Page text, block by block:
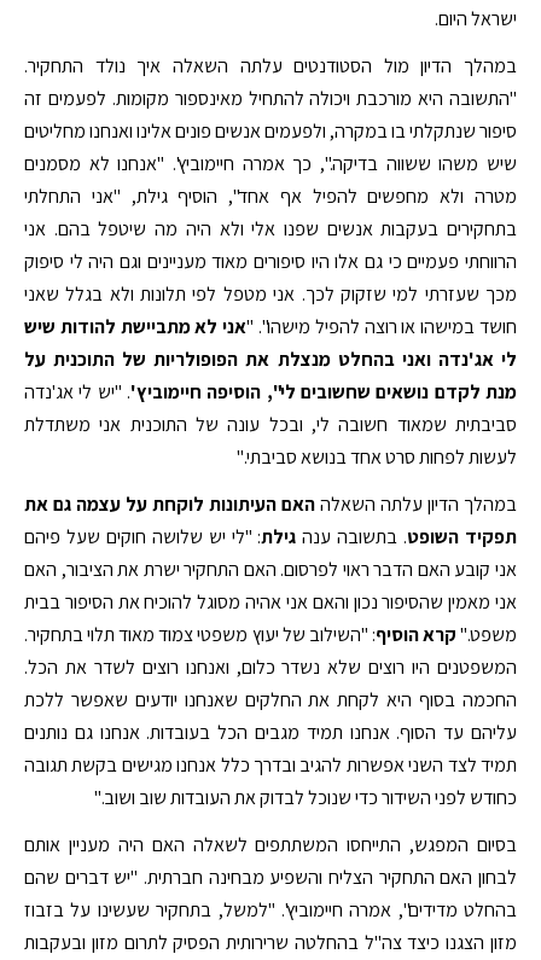
ישראל היום.
במהלך הדיון מול הסטודנטים עלתה השאלה איך נולד התחקיר.
"התשובה היא מורכבת ויכולה להתחיל מאינספור מקומות. לפעמים זה
סיפור שנתקלתי בו במקרה, ולפעמים אנשים פונים אלינו ואנחנו מחליטים
שיש משהו ששווה בדיקה.", כך אמרה חיימוביץ'. "אנחנו לא מסמנים
מטרה ולא מחפשים להפיל אף אחד", הוסיף גילת, "אני התחלתי
בתחקירים בעקבות אנשים שפנו אלי ולא היה מה שיטפל בהם. אני
הרווחתי פעמיים כי גם אלו היו סיפורים מאוד מעניינים וגם היה לי סיפוק
מכך שעזרתי למי שזקוק לכך. אני מטפל לפי תלונות ולא בגלל שאני
חושד במישהו או רוצה להפיל מישהו". "אני לא מתביישת להודות שיש
לי אג'נדה ואני בהחלט מנצלת את הפופולריות של התוכנית על
מנת לקדם נושאים שחשובים לי", הוסיפה חיימוביץ'. "יש לי אג'נדה
סביבתית שמאוד חשובה לי, ובכל עונה של התוכנית אני משתדלת
לעשות לפחות סרט אחד בנושא סביבתי."
במהלך הדיון עלתה השאלההאם העיתונות לוקחת על עצמה גם את
תפקיד השופט. בתשובה ענה גילת: "לי יש שלושה חוקים שעל פיהם
אני קובע האם הדבר ראוי לפרסום. האם התחקיר ישרת את הציבור, האם
אני מאמין שהסיפור נכון והאם אני אהיה מסוגל להוכיח את הסיפור בבית
משפט."קרא הוסיף: "השילוב של יעוץ משפטי צמוד מאוד תלוי בתחקיר.
המשפטנים היו רוצים שלא נשדר כלום, ואנחנו רוצים לשדר את הכל.
החכמה בסוף היא לקחת את החלקים שאנחנו יודעים שאפשר ללכת
עליהם עד הסוף. אנחנו תמיד מגבים הכל בעובדות. אנחנו גם נותנים
תמיד לצד השני אפשרות להגיב ובדרך כלל אנחנו מגישים בקשת תגובה
כחודש לפני השידור כדי שנוכל לבדוק את העובדות שוב ושוב."
בסיום המפגש, התייחסו המשתתפים לשאלה האם היה מעניין אותם
לבחון האם התחקיר הצליח והשפיע מבחינה חברתית. "יש דברים שהם
בהחלט מדידים", אמרה חיימוביץ'. "למשל, בתחקיר שעשינו על בזבוז
מזון הצגנו כיצד צה"ל בהחלטה שרירותית הפסיק לתרום מזון ובעקבות